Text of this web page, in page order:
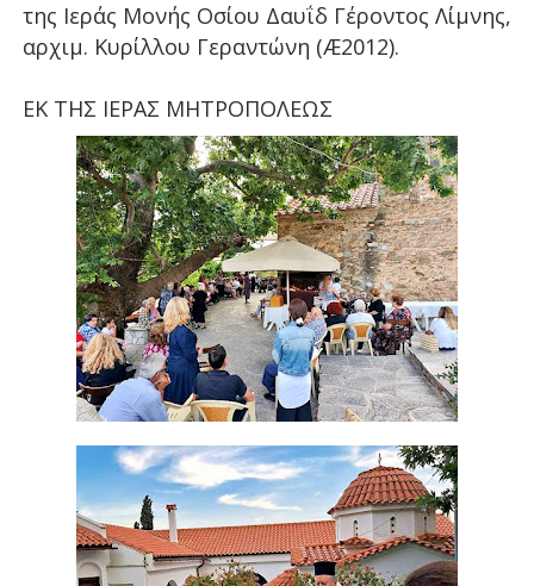
της Ιεράς Μονής Οσίου Δαυΐδ Γέροντος Λίμνης,
αρχιμ. Κυρίλλου Γεραντώνη (Æ2012).
ΕΚ ΤΗΣ ΙΕΡΑΣ ΜΗΤΡΟΠΟΛΕΩΣ